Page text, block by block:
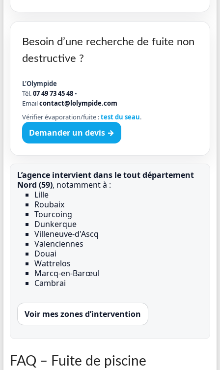
Besoin d’une recherche de fuite non
destructive ?
L’Olympide
Tél.07 49 73 45 48•
Emailcontact@lolympide.com
Vérifier évaporation/fuite :test du seau.
Demander un devis →
L’agence intervient dans le tout département
Nord (59), notamment à :
Lille
Roubaix
Tourcoing
Dunkerque
Villeneuve-d'Ascq
Valenciennes
Douai
Wattrelos
Marcq-en-Barœul
Cambrai
Voir mes zones d’intervention
FAQ – Fuite de piscine